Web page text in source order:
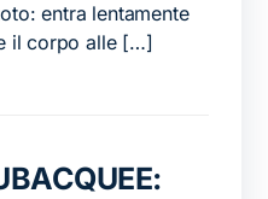
entra lentamente
il corpo alle […]